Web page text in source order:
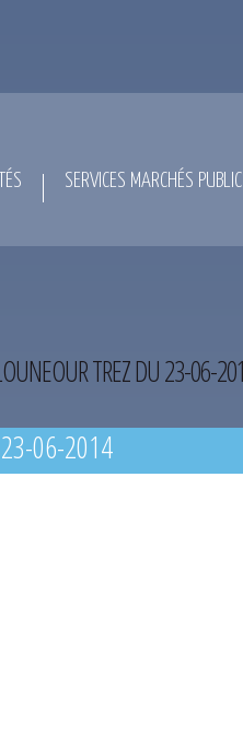
SERVICES MARCHÉS
TREZ DU 23-06-
23-06-2014